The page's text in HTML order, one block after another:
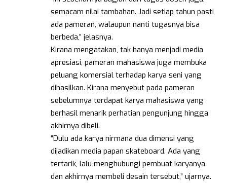
semacam nilai tambahan. Jadi setiap tahun pasti
ada pameran, walaupun nanti tugasnya bisa
berbeda,” jelasnya.
Kirana mengatakan, tak hanya menjadi media
apresiasi, pameran mahasiswa juga membuka
peluang komersial terhadap karya seni yang
dihasilkan. Kirana menyebut pada pameran
sebelumnya terdapat karya mahasiswa yang
berhasil menarik perhatian pengunjung hingga
akhirnya dibeli.
“Dulu ada karya nirmana dua dimensi yang
dijadikan media papan skateboard. Ada yang
tertarik, lalu menghubungi pembuat karyanya
dan akhirnya membeli desain tersebut,” ujarnya.